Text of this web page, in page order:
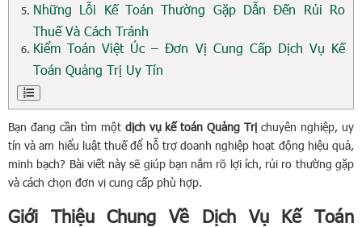
Những Lỗi Kế Toán Thường Gặp Dẫn Đến Rủi Ro
Thuế Và Cách Tránh
Kiểm Toán Việt Úc – Đơn Vị Cung Cấp Dịch Vụ Kế
Toán Quảng Trị Uy Tín
Bạn đang cần tìm một dịch vụ kế toán Quảng Trị chuyên nghiệp, uy
tín và am hiểu luật thuế để hỗ trợ doanh nghiệp hoạt động hiệu quả,
minh bạch? Bài viết này sẽ giúp bạn nắm rõ lợi ích, rủi ro thường gặp
và cách chọn đơn vị cung cấp phù hợp.
Giới Thiệu Chung Về Dịch Vụ Kế Toán